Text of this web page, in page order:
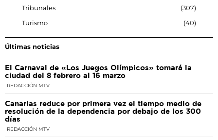
Tribunales
307
Turismo
40
Últimas noticias
El Carnaval de «Los Juegos Olímpicos» tomará la
ciudad del 8 febrero al 16 marzo
REDACCIÓN MTV
Canarias reduce por primera vez el tiempo medio de
resolución de la dependencia por debajo de los 300
días
REDACCIÓN MTV